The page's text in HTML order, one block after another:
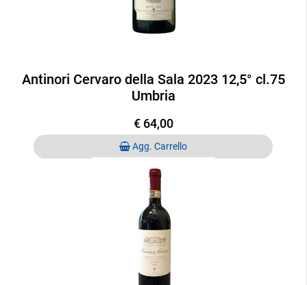
Antinori Cervaro della Sala 2023 12,5° cl.75
Umbria
€ 64,00
Quantità
Agg. Carrello